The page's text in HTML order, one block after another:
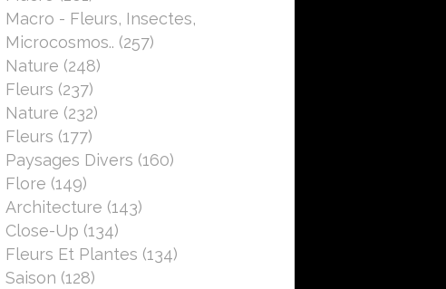
Macro - Fleurs, Insectes,
Microcosmos.. (257)
Nature (248)
Fleurs (237)
Nature (232)
Fleurs (177)
Paysages Divers (160)
Flore (149)
Architecture (143)
Close-Up (134)
Fleurs Et Plantes (134)
Saison (128)